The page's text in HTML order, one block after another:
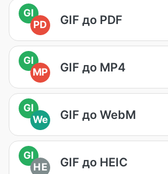
GI
PD
GIF до PDF
GI
MP
GIF до MP4
GI
We
GIF до WebM
GI
HE
GIF до HEIC